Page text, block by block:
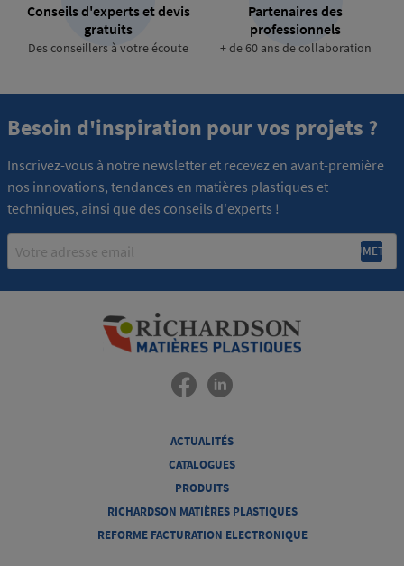
Conseils d'experts et devis
gratuits
Des conseillers à votre écoute
Partenaires des
professionnels
+ de 60 ans de collaboration
Besoin d'inspiration pour vos projets ?
Inscrivez-vous à notre newsletter et recevez en avant-première
nos innovations, tendances en matières plastiques et
techniques, ainsi que des conseils d'experts !
Email
ACTUALITÉS
CATALOGUES
PRODUITS
RICHARDSON MATIÈRES PLASTIQUES
REFORME FACTURATION ELECTRONIQUE